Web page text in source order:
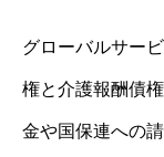
グローバルサー
権と介護報酬債
金や国保連への